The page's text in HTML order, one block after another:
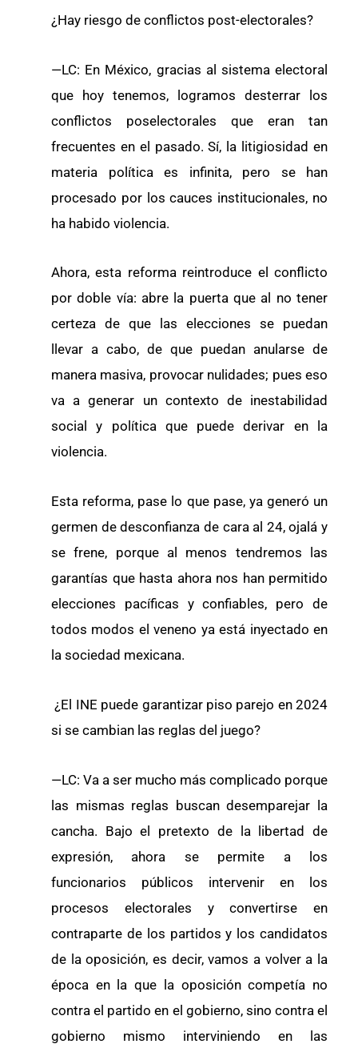
¿Hay riesgo de conflictos post-electorales?
—LC: En México, gracias al sistema electoral
que hoy tenemos, logramos desterrar los
conflictos poselectorales que eran tan
frecuentes en el pasado. Sí, la litigiosidad en
materia política es infinita, pero se han
procesado por los cauces institucionales, no
ha habido violencia.
Ahora, esta reforma reintroduce el conflicto
por doble vía: abre la puerta que al no tener
certeza de que las elecciones se puedan
llevar a cabo, de que puedan anularse de
manera masiva, provocar nulidades; pues eso
va a generar un contexto de inestabilidad
social y política que puede derivar en la
violencia.
Esta reforma, pase lo que pase, ya generó un
germen de desconfianza de cara al 24, ojalá y
se frene, porque al menos tendremos las
garantías que hasta ahora nos han permitido
elecciones pacíficas y confiables, pero de
todos modos el veneno ya está inyectado en
la sociedad mexicana.
¿El INE puede garantizar piso parejo en 2024
si se cambian las reglas del juego?
—LC: Va a ser mucho más complicado porque
las mismas reglas buscan desemparejar la
cancha. Bajo el pretexto de la libertad de
expresión, ahora se permite a los
funcionarios públicos intervenir en los
procesos electorales y convertirse en
contraparte de los partidos y los candidatos
de la oposición, es decir, vamos a volver a la
época en la que la oposición competía no
contra el partido en el gobierno, sino contra el
gobierno mismo interviniendo en las